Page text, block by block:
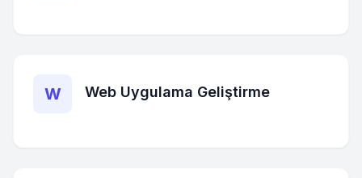
W Web Uygulama Geliştirme